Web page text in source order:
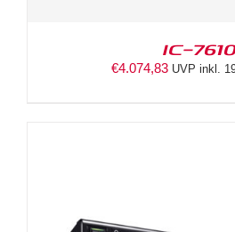
IC-
€4.074,83 UVP inkl.